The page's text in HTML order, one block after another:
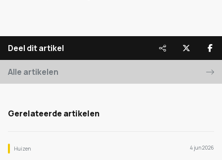
Deel dit artikel
Alle artikelen
Gerelateerde artikelen
Huizen 4 jun 2026